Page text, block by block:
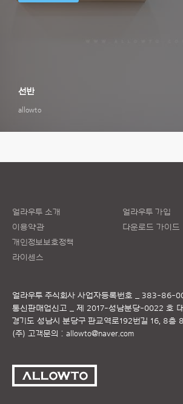
allowto
선반
얼라우투 소개
이용약관
개인정보보호정책
라이센스
얼라우투 가입
다운로드 가이드
얼라우투 주식회사 사업자등록번호 _ 383-86-
통신판매업신고 _ 제 2017-성남분당-0022 호
경기도 성남시 분당구 판교역로192번길 16, 8층
(주) 고객문의 : allowto@naver.com